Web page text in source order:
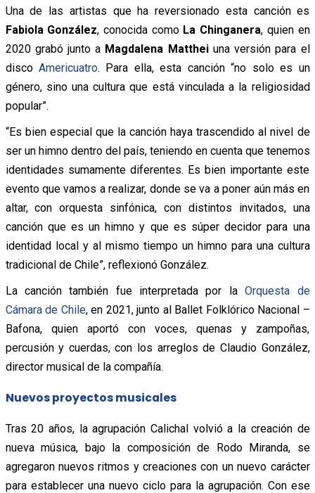
Una de las artistas que ha reversionado esta canción es
Fabiola González, conocida como La Chinganera, quien en
2020 grabó junto a Magdalena Mattheiuna versión para el
disco Americuatro. Para ella, esta canción “no solo es un
género, sino una cultura que está vinculada a la religiosidad
popular”.
“Es bien especial que la canción haya trascendido al nivel de
ser un himno dentro del país, teniendo en cuenta que tenemos
identidades sumamente diferentes. Es bien importante este
evento que vamos a realizar, donde se va a poner aún más en
altar, con orquesta sinfónica, con distintos invitados, una
canción que es un himno y que es súper decidor para una
identidad local y al mismo tiempo un himno para una cultura
tradicional de Chile”, reflexionó González.
La canción también fue interpretada por laOrquesta de
Cámara de Chile, en 2021, junto al Ballet Folklórico Nacional –
Bafona, quien aportó con voces, quenas y zampoñas,
percusión y cuerdas, con los arreglos de Claudio González,
director musical de la compañía.
Nuevos proyectos musicales
Tras 20 años, la agrupación Calichal volvió a la creación de
nueva música, bajo la composición de Rodo Miranda, se
agregaron nuevos ritmos y creaciones con un nuevo carácter
para establecer una nuevo ciclo para la agrupación. Con ese